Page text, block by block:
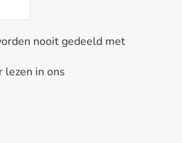
nooit gedeeld met
lezen in ons